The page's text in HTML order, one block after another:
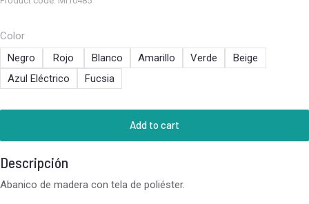
Color
Negro
Rojo Blanco Amarillo Verde
Beige
Azul Eléctrico
Fucsia
Add to cart
Descripción
Abanico de madera con tela de poliéster.